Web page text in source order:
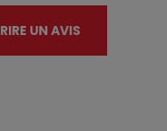
UN AVIS